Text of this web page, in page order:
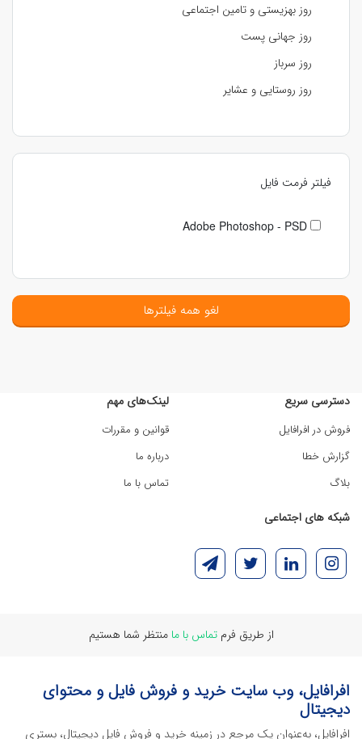
روز بهزیستی و تامین اجتماعی
روز جهانی پست
روز سرباز
روز روستایی و عشایر
فیلتر فرمت فایل
Adobe Photoshop - PSD
لغو همه فیلترها
دسترسی سریع
فروش در افرافایل
گزارش خطا
بلاگ
لینک‌های مهم
قوانین و مقررات
درباره ما
تماس با ما
شبکه های اجتماعی
از طریق فرمتماس با ما منتظر شما هستیم
افرافایل، وب سایت خرید و فروش فایل و محتوای
دیجیتال
افرافایل، به‌عنوان یک مرجع در زمینه خرید و فروش فایل دیجیتال، بستری